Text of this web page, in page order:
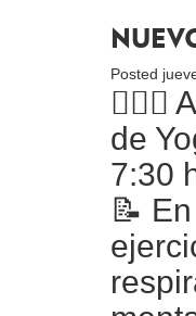
Posted
de
7:30
📝